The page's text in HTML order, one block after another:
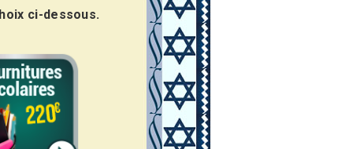
ci-dessous.